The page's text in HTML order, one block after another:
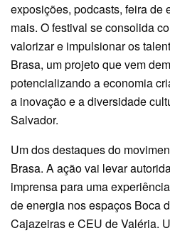
exposições, podcasts, feira de
mais. O festival se consolida
valorizar e impulsionar os
Brasa, um projeto que vem
potencializando a economia
a inovação e a diversidade
Salvador.
Um dos destaques do
Brasa. A ação vai levar
imprensa para uma
de energia nos espaços Boca
Cajazeiras e CEU de Valéria.